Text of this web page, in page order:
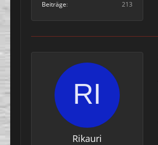
Beiträge
213
Rikauri